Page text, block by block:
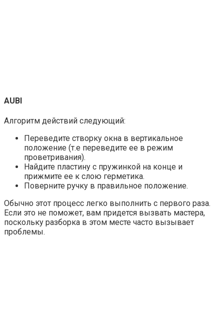
AUBI
Алгоритм действий следующий:
Переведите створку окна в вертикальное
положение (т.е переведите ее в режим
проветривания).
Найдите пластину с пружинкой на конце и
прижмите ее к слою герметика.
Поверните ручку в правильное положение.
Обычно этот процесс легко выполнить с первого раза.
Если это не поможет, вам придется вызвать мастера,
поскольку разборка в этом месте часто вызывает
проблемы.